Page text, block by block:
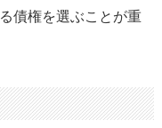
債権を選ぶことが重